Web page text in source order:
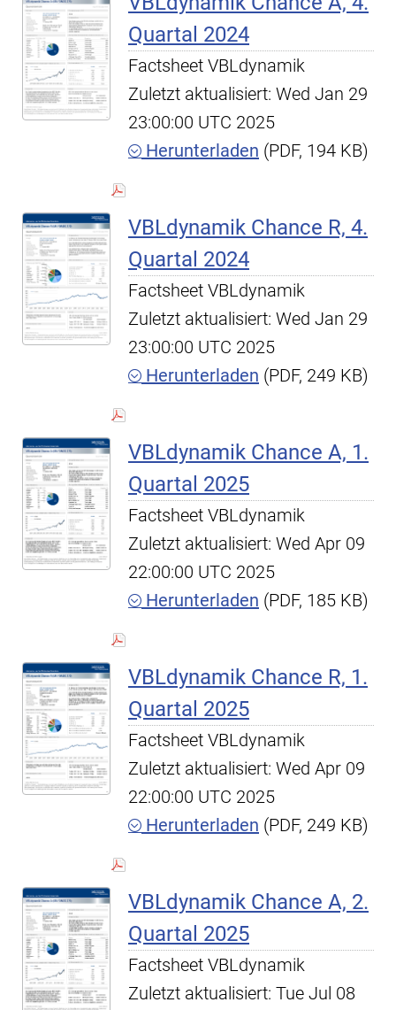
Quartal 2024
Factsheet VBLdynamik
Zuletzt aktualisiert: Wed Jan 29
23:00:00 UTC 2025
Herunterladen (PDF, 194 KB)
VBLdynamik Chance R, 4.
Quartal 2024
Factsheet VBLdynamik
Zuletzt aktualisiert: Wed Jan 29
23:00:00 UTC 2025
Herunterladen (PDF, 249 KB)
VBLdynamik Chance A, 1.
Quartal 2025
Factsheet VBLdynamik
Zuletzt aktualisiert: Wed Apr 09
22:00:00 UTC 2025
Herunterladen (PDF, 185 KB)
VBLdynamik Chance R, 1.
Quartal 2025
Factsheet VBLdynamik
Zuletzt aktualisiert: Wed Apr 09
22:00:00 UTC 2025
Herunterladen (PDF, 249 KB)
VBLdynamik Chance A, 2.
Quartal 2025
Factsheet VBLdynamik
Zuletzt aktualisiert: Tue Jul 08